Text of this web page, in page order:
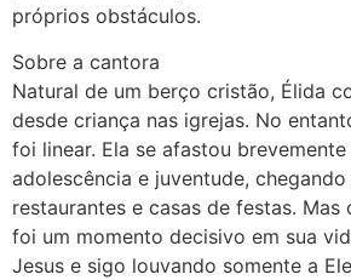
próprios obstáculos.
Sobre a cantora
Natural de um berço cristão, Élida
desde criança nas igrejas. No
foi linear. Ela se afastou
adolescência e juventude,
restaurantes e casas de festas. Mas
foi um momento decisivo em sua
Jesus e sigo louvando somente a